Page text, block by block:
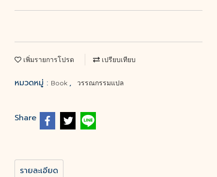
เพิ่มรายการโปรด เปรียบเทียบ
หมวดหมู่ : Book , วรรณกรรมแปล
Share
รายละเอียด